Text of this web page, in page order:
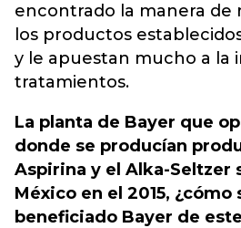
encontrado la manera de
los productos
y le apuestan mucho a la
tratamientos.
La planta de Bayer que
donde se producían
Aspirina y el Alka-Seltzer
México en el 2015, ¿cómo
beneficiado Bayer de